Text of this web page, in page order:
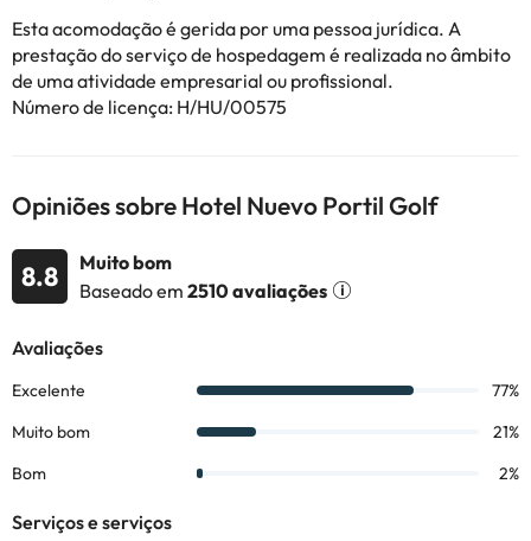
Todas as informações desta página estão sujeitas a alterações
por parte do alojamento. Se tiver alguma dúvida, contacte-nos.
Esta acomodação é gerida por uma pessoa jurídica. A
prestação do serviço de hospedagem é realizada no âmbito
de uma atividade empresarial ou profissional.
Número de licença: H/HU/00575
Opiniões sobre Hotel Nuevo Portil Golf
8.8
Muito bom
Baseado em 2510 avaliações